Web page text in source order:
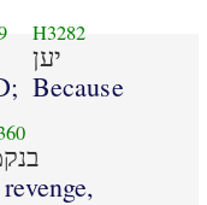
H3282
יען
Because